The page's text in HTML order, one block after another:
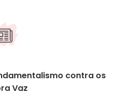
contra os
Vaz